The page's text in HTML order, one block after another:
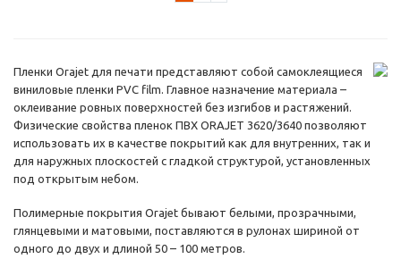
Пленки Оrajet для печати представляют собой самоклеящиеся
виниловые пленки PVC film. Главное назначение материала –
оклеивание ровных поверхностей без изгибов и растяжений.
Физические свойства пленок ПВХ ORAJET 3620/3640 позволяют
использовать их в качестве покрытий как для внутренних, так и
для наружных плоскостей с гладкой структурой, установленных
под открытым небом.
Полимерные покрытия Оrajet бывают белыми, прозрачными,
глянцевыми и матовыми, поставляются в рулонах шириной от
одного до двух и длиной 50 – 100 метров.